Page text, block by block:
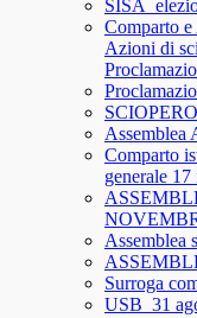
Comparto e
Azioni di
Assemblea
Comparto
generale
Surroga
USB_31